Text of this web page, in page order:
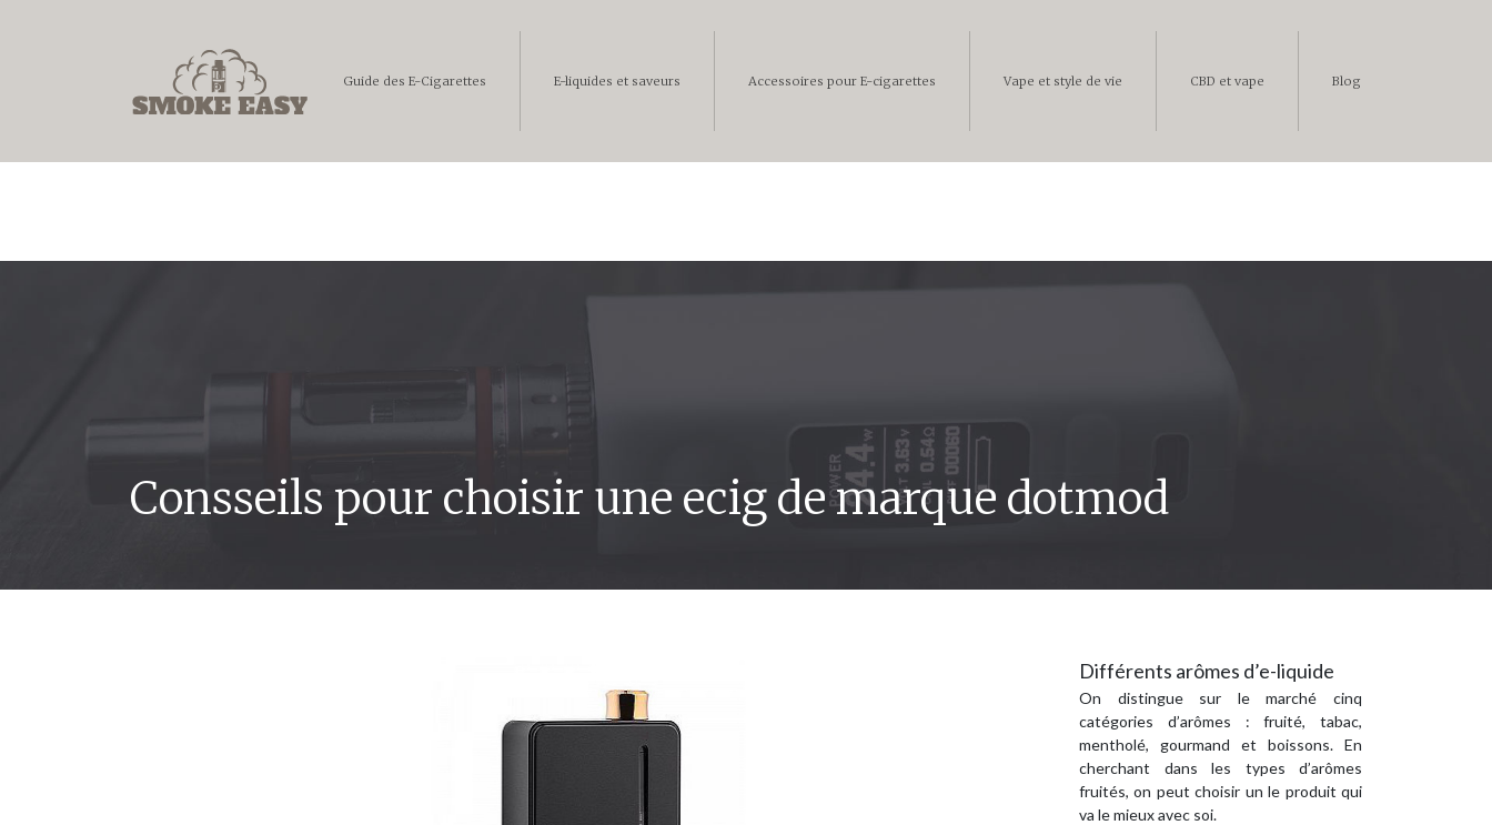
Guide des E-Cigarettes E-liquides et saveurs Accessoires pour E-cigarettes Vape et style de vie CBD et vape Blog
Consseils pour choisir une ecig de marque dotmod
Différents arômes d’e-liquide
On distingue sur le marché cinq
catégories d’arômes : fruité, tabac,
mentholé, gourmand et boissons. En
cherchant dans les types d’arômes
fruités, on peut choisir un le produit qui
va le mieux avec soi.